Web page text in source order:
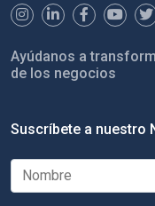
Ayúdanos a
de los negocios
Suscríbete a nuestro